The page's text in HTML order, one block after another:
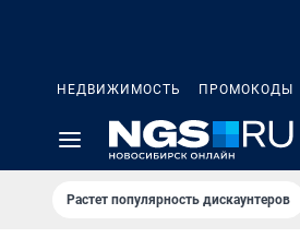
НЕДВИЖИМОСТЬ ПРОМОКОДЫ
Растет популярность дискаунтеров